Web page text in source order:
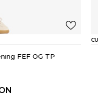
FEF OG TP